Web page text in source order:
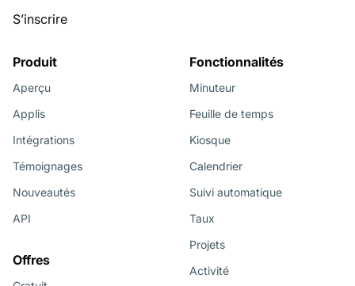
S’inscrire
Produit
Aperçu
Applis
Intégrations
Témoignages
Nouveautés
API
Offres
Fonctionnalités
Minuteur
Feuille de temps
Kiosque
Calendrier
Suivi automatique
Taux
Projets
Activité